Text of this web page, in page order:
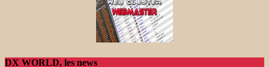
DX WORLD, les news